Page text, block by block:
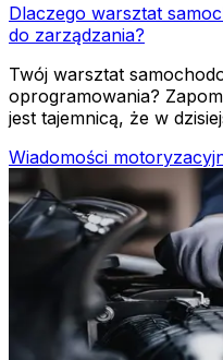
Dlaczego warsztat
do zarządzania?
Twój warsztat
oprogramowania?
jest tajemnicą, że w
Wiadomości